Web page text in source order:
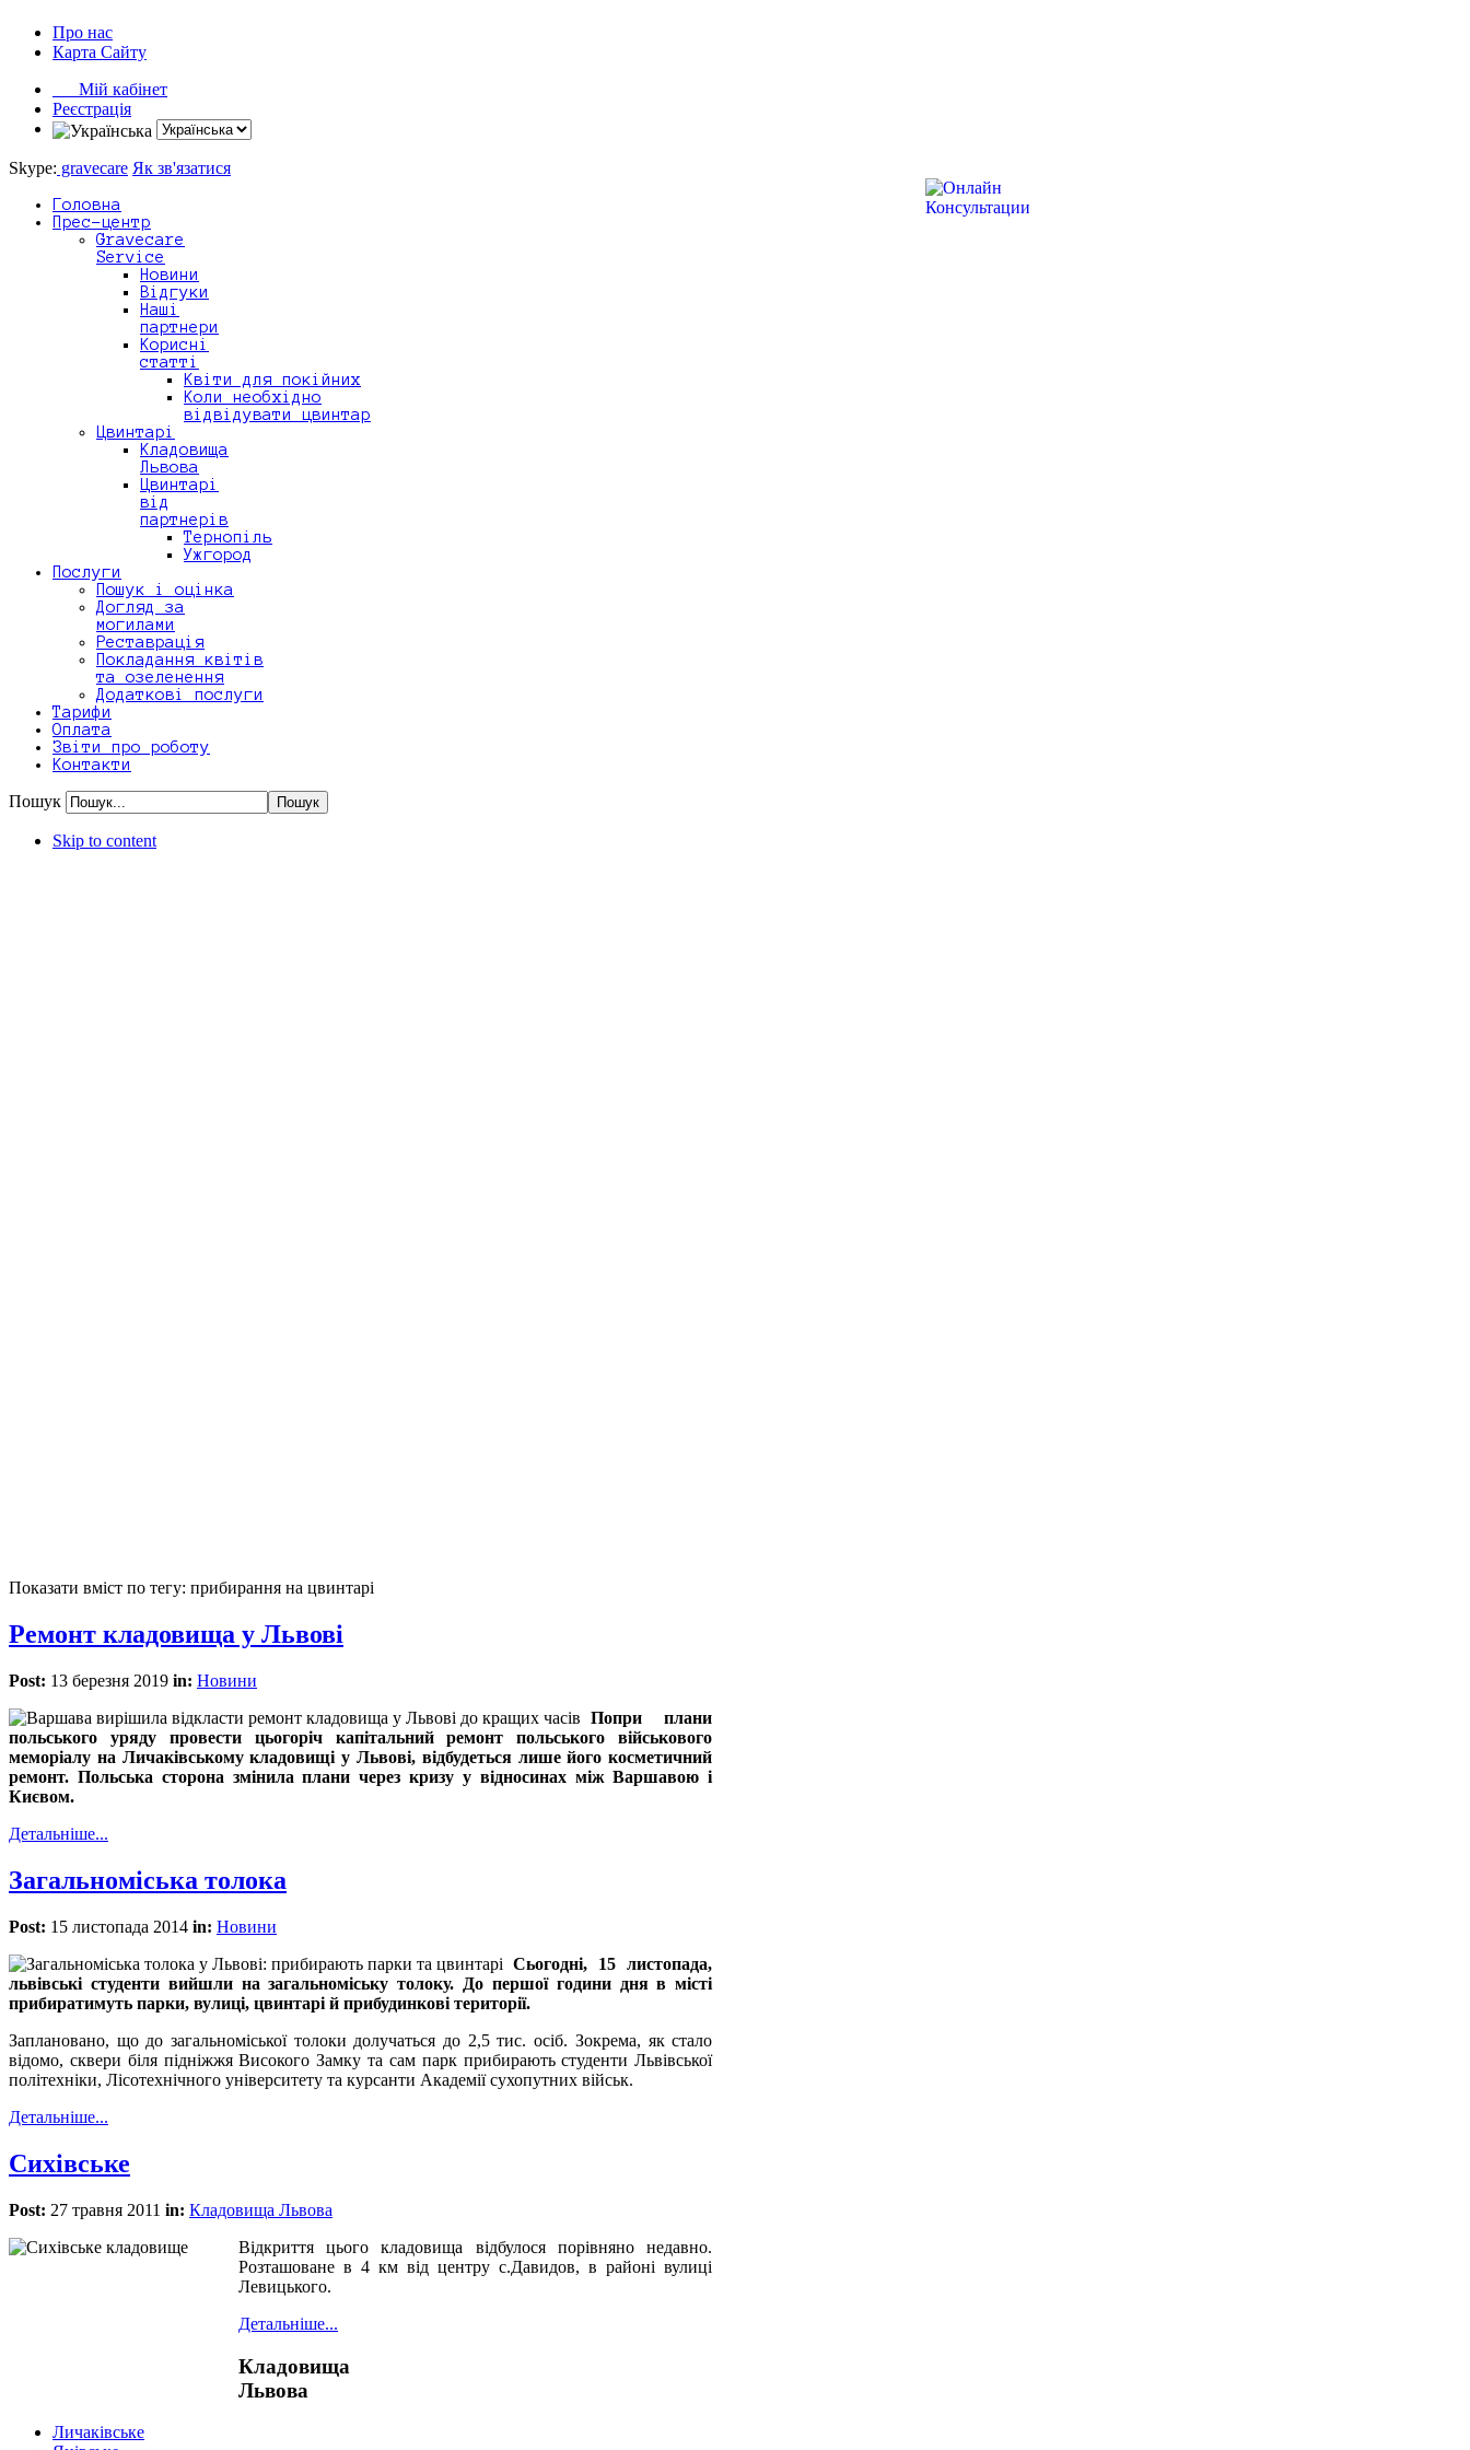
Про нас
Карта Сайту
Мій кабінет
Реєстрація
Skype: gravecare Як зв'язатися
Головна
Прес-центр
Gravecare
Service
Новини
Відгуки
Наші
партнери
Корисні
статті
Квіти для покійних
Коли необхідно
відвідувати цвинтар
Цвинтарі
Кладовища
Львова
Цвинтарі
від
партнерів
Тернопіль
Ужгород
Послуги
Пошук і оцінка
Догляд за
могилами
Реставрація
Покладання квітів
та озеленення
Додаткові послуги
Тарифи
Оплата
Звіти про роботу
Контакти
Пошук
Skip to content
Показати вміст по тегу: прибирання на цвинтарі
Ремонт кладовища у Львові
Post: 13 березня 2019 in: Новини
Попри плани
польського уряду провести цьогоріч капітальний ремонт польського військового
меморіалу на Личаківському кладовищі у Львові, відбудеться лише його косметичний
ремонт. Польська сторона змінила плани через кризу у відносинах між Варшавою і
Києвом.
Детальніше...
Загальноміська толока
Post: 15 листопада 2014 in: Новини
Сьогодні, 15 листопада,
львівські студенти вийшли на загальноміську толоку. До першої години дня в місті
прибиратимуть парки, вулиці, цвинтарі й прибудинкові території.
Заплановано, що до загальноміської толоки долучаться до 2,5 тис. осіб. Зокрема, як стало
відомо, сквери біля підніжжя Високого Замку та сам парк прибирають студенти Львівської
політехніки, Лісотехнічного університету та курсанти Академії сухопутних військ.
Детальніше...
Сихівське
Post: 27 травня 2011 in: Кладовища Львова
Відкриття цього кладовища відбулося порівняно недавно.
Розташоване в 4 км від центру с.Давидов, в районі вулиці
Левицького.
Детальніше...
Кладовища
Львова
Личаківське